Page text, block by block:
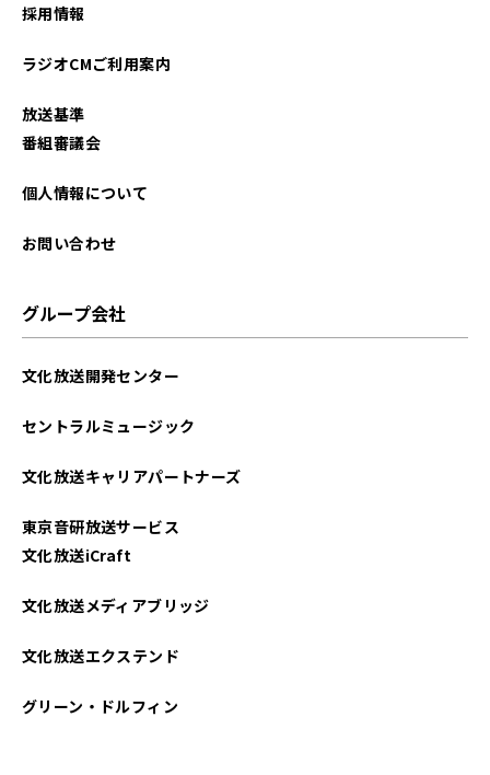
採用情報
ラジオCMご利用案内
放送基準
番組審議会
個人情報について
お問い合わせ
グループ会社
文化放送開発センター
セントラルミュージック
文化放送キャリアパートナーズ
東京音研放送サービス
文化放送iCraft
文化放送メディアブリッジ
文化放送エクステンド
グリーン・ドルフィン